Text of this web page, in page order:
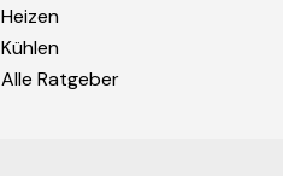
Heizen
Kühlen
Alle Ratgeber